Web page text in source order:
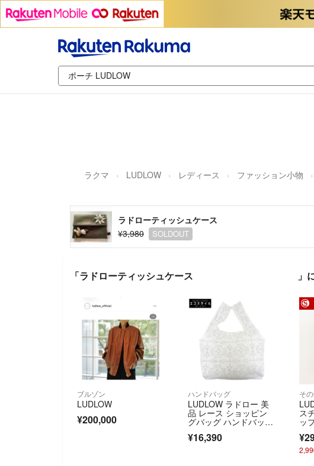
ラクマ LUDLOW レディース ファッション小物
ラドローティッシュケース
¥3,980
SOLDOUT
「ラドローティッシュケース 」に
ブルゾン
LUDLOW
¥200,000
ハンドバッグ
LUDLOW ラドロー 美
品 レース ショッピン
グバッグ ハンドバッ
グ レディース ホワイ
ト
¥16,390
そ
ス
ッ
リ
ク
本
162